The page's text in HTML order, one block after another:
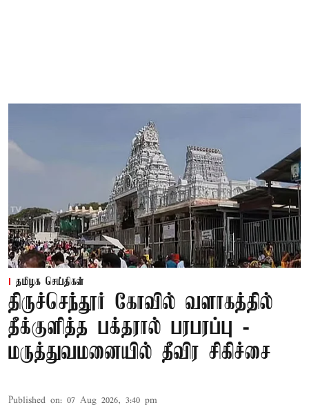
தமிழக செய்திகள்
திருச்செந்தூர் கோவில் வளாகத்தில்
தீக்குளித்த பக்தரால் பரபரப்பு -
மருத்துவமனையில் தீவிர சிகிச்சை
Published on: 07 Aug 2026, 3:40 pm